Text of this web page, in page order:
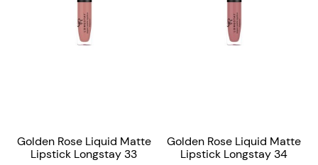
Golden Rose Liquid Matte
Lipstick Longstay 33
Golden Rose Liquid Matte
Lipstick Longstay 34